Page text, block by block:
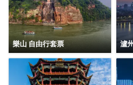
樂山 自由行套票 瀘